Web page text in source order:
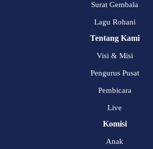
Surat Gembala
Lagu Rohani
Tentang Kami
Visi & Misi
Pengurus Pusat
Pembicara
Live
Komisi
Anak